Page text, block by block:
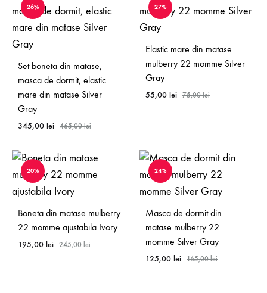
26%
Set boneta din matase,
masca de dormit, elastic
mare din matase Silver
Gray
345,00 lei 465,00lei
27%
Elastic mare din matase
mulberry 22 momme Silver
Gray
55,00 lei 75,00lei
20%
Boneta din matase mulberry
22 momme ajustabila Ivory
195,00 lei 245,00lei
24%
Masca de dormit din
matase mulberry 22
momme Silver Gray
125,00 lei 165,00lei